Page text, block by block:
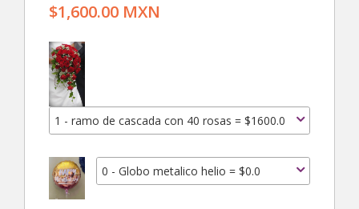
$1,600.00 MXN
1 - ramo de cascada con 40 rosas = $1600.0
0 - Globo metalico helio = $0.0